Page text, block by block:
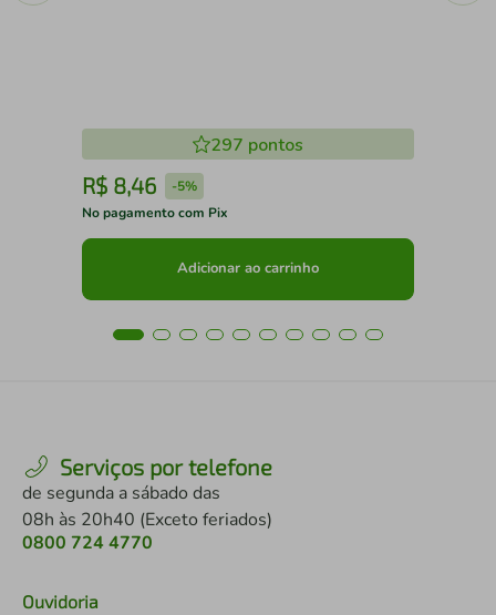
297 pontos
R$ 8,46 -5%
No pagamento com Pix
Adicionar ao carrinho
Serviços por telefone
de segunda a sábado das
08h às 20h40 (Exceto feriados)
0800 724 4770
Ouvidoria